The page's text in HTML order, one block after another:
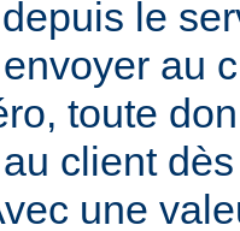
le
au
toute
client
une